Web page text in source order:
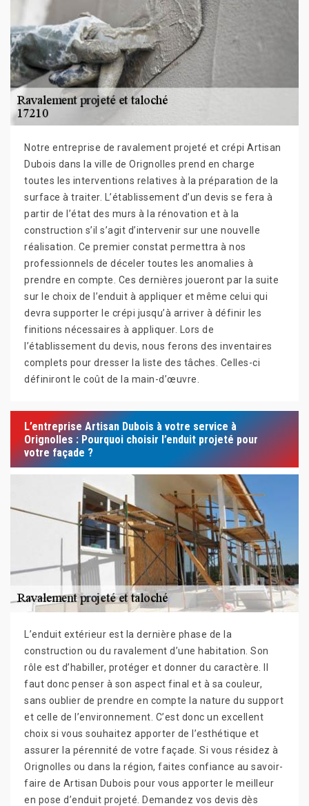
Notre entreprise de ravalement projeté et crépi Artisan
Dubois dans la ville de Orignolles prend en charge
toutes les interventions relatives à la préparation de la
surface à traiter. L’établissement d’un devis se fera à
partir de l’état des murs à la rénovation et à la
construction s’il s’agit d’intervenir sur une nouvelle
réalisation. Ce premier constat permettra à nos
professionnels de déceler toutes les anomalies à
prendre en compte. Ces dernières joueront par la suite
sur le choix de l’enduit à appliquer et même celui qui
devra supporter le crépi jusqu’à arriver à définir les
finitions nécessaires à appliquer. Lors de
l’établissement du devis, nous ferons des inventaires
complets pour dresser la liste des tâches. Celles-ci
définiront le coût de la main-d’œuvre.
L’entreprise Artisan Dubois à votre service à
Orignolles : Pourquoi choisir l’enduit projeté pour
votre façade ?
L’enduit extérieur est la dernière phase de la
construction ou du ravalement d’une habitation. Son
rôle est d’habiller, protéger et donner du caractère. Il
faut donc penser à son aspect final et à sa couleur,
sans oublier de prendre en compte la nature du support
et celle de l’environnement. C’est donc un excellent
choix si vous souhaitez apporter de l’esthétique et
assurer la pérennité de votre façade. Si vous résidez à
Orignolles ou dans la région, faites confiance au savoir-
faire de Artisan Dubois pour vous apporter le meilleur
en pose d’enduit projeté. Demandez vos devis dès